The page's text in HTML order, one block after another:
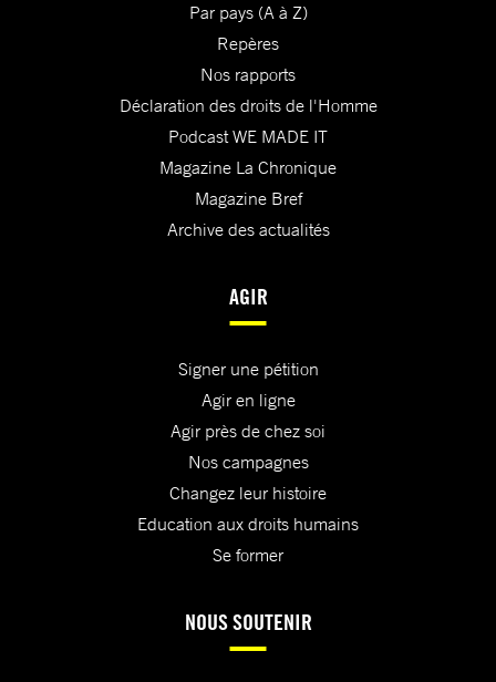
Par pays (A à Z)
Repères
Nos rapports
Déclaration des droits de l'Homme
Podcast WE MADE IT
Magazine La Chronique
Magazine Bref
Archive des actualités
AGIR
Signer une pétition
Agir en ligne
Agir près de chez soi
Nos campagnes
Changez leur histoire
Education aux droits humains
Se former
NOUS SOUTENIR